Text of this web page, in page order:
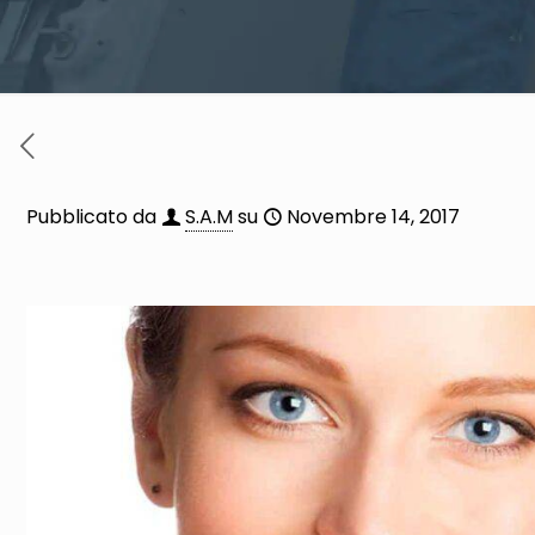
Pubblicato da S.A.Msu Novembre 14, 2017